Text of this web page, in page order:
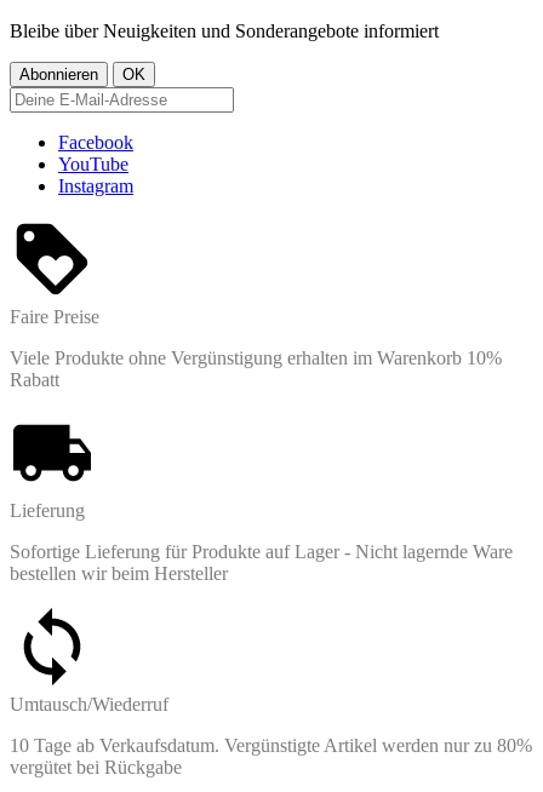
Bleibe über Neuigkeiten und Sonderangebote informiert
Facebook
YouTube
Instagram
Faire Preise
Viele Produkte ohne Vergünstigung erhalten im Warenkorb 10%
Rabatt
Lieferung
Sofortige Lieferung für Produkte auf Lager - Nicht lagernde Ware
bestellen wir beim Hersteller
Umtausch/Wiederruf
10 Tage ab Verkaufsdatum. Vergünstigte Artikel werden nur zu 80%
vergütet bei Rückgabe